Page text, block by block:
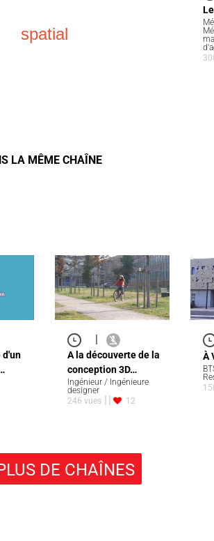
spatial
LA MÊME CHAÎNE
d'un
A la découverte de la
conception 3D…
Ingénieur / Ingénieure
designer
246 vues
12
À
DE CHAÎNES